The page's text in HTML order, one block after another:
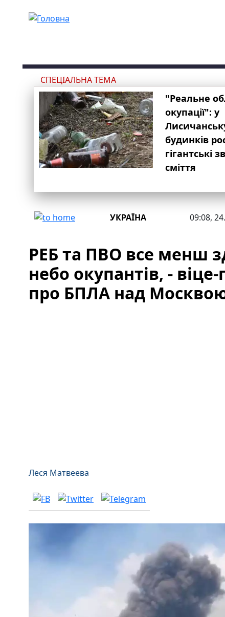
СПЕЦІАЛЬНА ТЕМА
"Реальне
окупації": у
будинків
гігантські
сміття
УКРАЇНА 09:08,
РЕБ та ПВО все менш
небо окупантів, -
про БПЛА над
Леся Матвеева